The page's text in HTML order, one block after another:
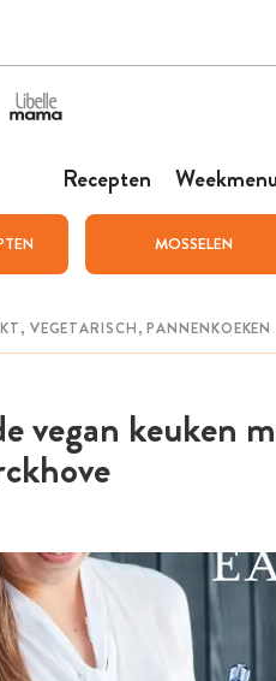
Recepten Weekmenu
MOSSELEN
vegan keuken